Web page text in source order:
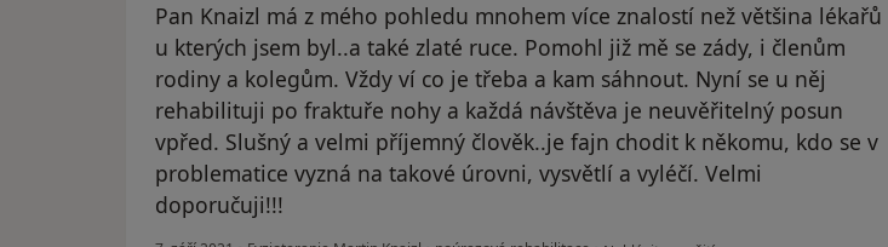
Pan Knaizl má z mého pohledu mnohem více znalostí než většina lékařů
u kterých jsem byl..a také zlaté ruce. Pomohl již mě se zády, i členům
rodiny a kolegům. Vždy ví co je třeba a kam sáhnout. Nyní se u něj
rehabilituji po fraktuře nohy a každá návštěva je neuvěřitelný posun
vpřed. Slušný a velmi příjemný člověk..je fajn chodit k někomu, kdo se v
problematice vyzná na takové úrovni, vysvětlí a vyléčí. Velmi
doporučuji!!!